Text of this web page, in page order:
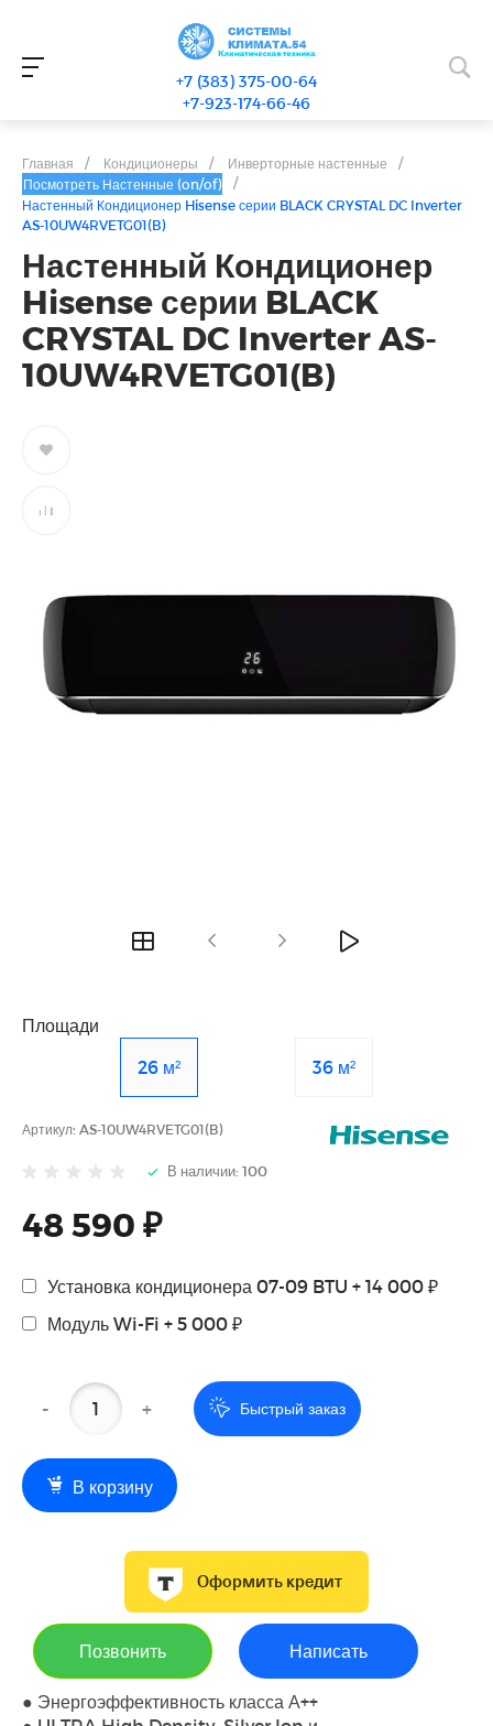
+7 (383) 375-00-64
+7-923-174-66-46
Главная / Кондиционеры / Инверторные настенные
/
Посмотреть Настенные (on/of)
/
Настенный Кондиционер Hisense серии BLACK CRYSTAL DC Inverter
AS-10UW4RVETG01(B)
Настенный Кондиционер
Hisense серии BLACK
CRYSTAL DC Inverter AS-
10UW4RVETG01(B)
Площади
26 м²
36 м²
Артикул: AS-10UW4RVETG01(B)
В наличии: 100
48 590 ₽
Установка кондиционера 07-09 BTU + 14 000 ₽
Модуль Wi-Fi + 5 000 ₽
- + Быстрый заказ
В корзину
Оформить кредит
Позвонить Написать
● Энергоэффективность класса А++